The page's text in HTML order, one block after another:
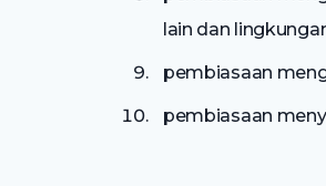
lain dan
pembiasaan
pembiasaan